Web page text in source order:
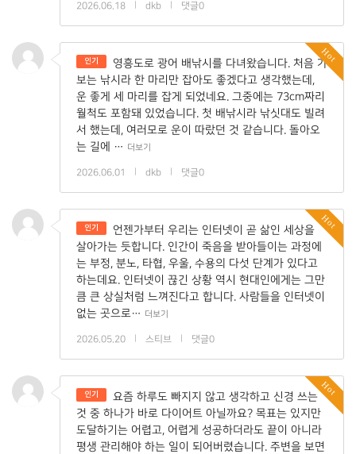
2026.06.18 dkb 댓글0
Hot
인기
영흥도로 광어 배낚시를 다녀왔습니다. 처음 가
보는 낚시라 한 마리만 잡아도 좋겠다고 생각했는데,
운 좋게 세 마리를 잡게 되었네요. 그중에는 73cm짜리
월척도 포함돼 있었습니다. 첫 배낚시라 낚싯대도 빌려
서 했는데, 여러모로 운이 따랐던 것 같습니다. 돌아오
는 길에 … 더보기
2026.06.01 dkb 댓글0
Hot
인기
언젠가부터 우리는 인터넷이 곧 삶인 세상을
살아가는 듯합니다. 인간이 죽음을 받아들이는 과정에
는 부정, 분노, 타협, 우울, 수용의 다섯 단계가 있다고
하는데요. 인터넷이 끊긴 상황 역시 현대인에게는 그만
큼 큰 상실처럼 느껴진다고 합니다. 사람들을 인터넷이
없는 곳으로… 더보기
2026.05.20 스티브 댓글0
Hot
인기
요즘 하루도 빠지지 않고 생각하고 신경 쓰는
것 중 하나가 바로 다이어트 아닐까요? 목표는 있지만
도달하기는 어렵고, 어렵게 성공하더라도 끝이 아니라
평생 관리해야 하는 일이 되어버렸습니다. 주변을 보면